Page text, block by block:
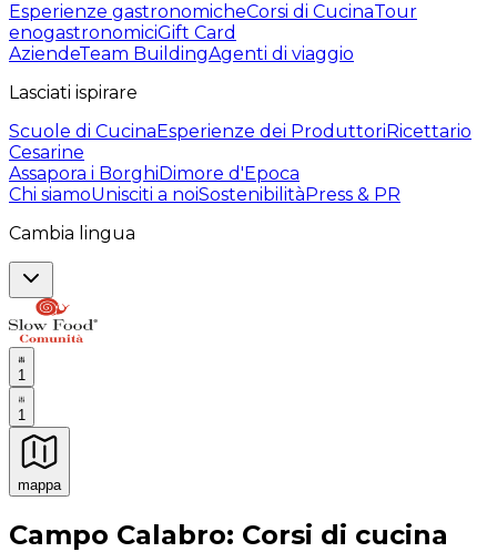
Esperienze gastronomicheCorsi di CucinaTour
enogastronomiciGift Card
AziendeTeam BuildingAgenti di viaggio
Lasciati ispirare
Scuole di CucinaEsperienze dei ProduttoriRicettario
Cesarine
Assapora i BorghiDimore d'Epoca
Chi siamoUnisciti a noiSostenibilitàPress & PR
Cambia lingua
1
1
mappa
Esperienze culinarie indimenticabili: Esperienze
Campo Calabro: Corsi di cucina